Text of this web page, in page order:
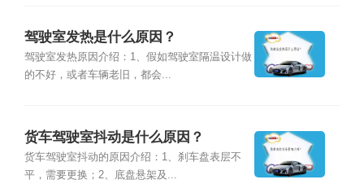
驾驶室发热是什么原因？
驾驶室发热原因介绍：1、假如驾驶室隔温设计做
的不好，或者车辆老旧，都会...
货车驾驶室抖动是什么原因？
货车驾驶室抖动的原因介绍：1、刹车盘表层不
平，需要更换；2、底盘悬架及...